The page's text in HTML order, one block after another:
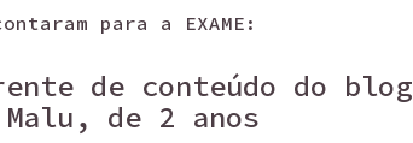
para a EXAME:
de conteúdo do blog
Malu, de 2 anos